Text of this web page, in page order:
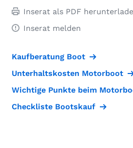
Inserat als PDF
Inserat melden
Kaufberatung Boot
Unterhaltskosten Motorboot
Wichtige Punkte beim
Checkliste Bootskauf